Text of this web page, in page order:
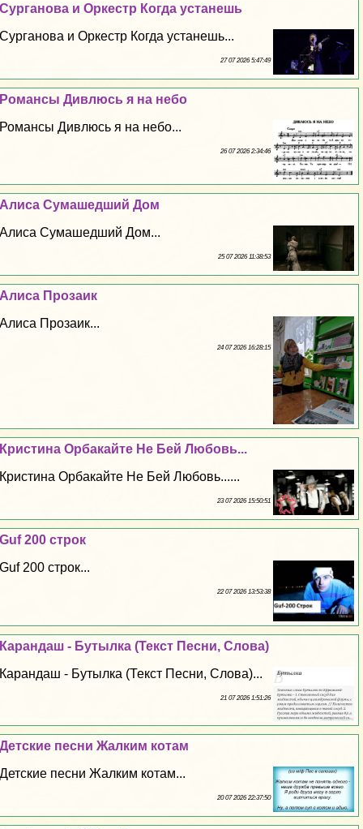
Сурганова и Оркестр Когда устанешь
Сурганова и Оркестр Когда устанешь...
27 07 2026 5:47:49
Романсы Дивлюсь я на небо
Романсы Дивлюсь я на небо...
26 07 2026 2:34:46
Алиса Сумашедший Дом
Алиса Сумашедший Дом...
25 07 2026 11:38:53
Алиса Прозаик
Алиса Прозаик...
24 07 2026 16:28:15
Кристина Орбакайте Не Бей Любовь...
Кристина Орбакайте Не Бей Любовь......
23 07 2026 15:50:51
Guf 200 строк
Guf 200 строк...
22 07 2026 13:53:38
Карандаш - Бутылка (Текст Песни, Слова)
Карандаш - Бутылка (Текст Песни, Слова)...
21 07 2026 1:51:26
Детские песни Жалким котам
Детские песни Жалким котам...
20 07 2026 22:37:50